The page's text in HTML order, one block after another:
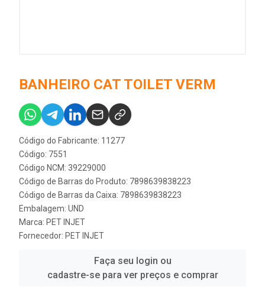
BANHEIRO CAT TOILET VERM
Código do Fabricante: 11277
Código: 7551
Código NCM: 39229000
Código de Barras do Produto: 7898639838223
Código de Barras da Caixa: 7898639838223
Embalagem: UND
Marca: PET INJET
Fornecedor: PET INJET
Faça seu login ou
cadastre-se para ver preços e comprar